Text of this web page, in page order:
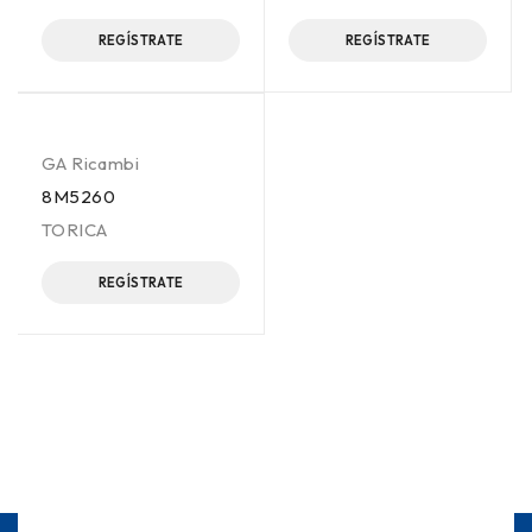
REGÍSTRATE REGÍSTRATE
GA Ricambi
8M5260
TORICA
REGÍSTRATE